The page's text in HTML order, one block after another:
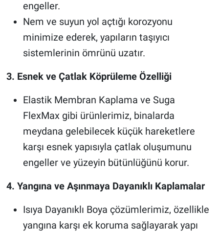
engeller.
Nem ve suyun yol açtığı korozyonu
minimize ederek, yapıların taşıyıcı
sistemlerinin ömrünü uzatır.
3. Esnek ve Çatlak Köprüleme Özelliği
Elastik Membran Kaplama ve Suga
FlexMax gibi ürünlerimiz, binalarda
meydana gelebilecek küçük hareketlere
karşı esnek yapısıyla çatlak oluşumunu
engeller ve yüzeyin bütünlüğünü korur.
4. Yangına ve Aşınmaya Dayanıklı Kaplamalar
Isıya Dayanıklı Boya çözümlerimiz, özellikle
yangına karşı ek koruma sağlayarak yapı